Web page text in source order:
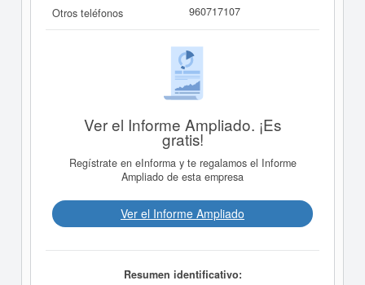
Otros teléfonos
960717107
Ver el Informe Ampliado. ¡Es
gratis!
Regístrate en eInforma y te regalamos el Informe
Ampliado de esta empresa
Ver el Informe Ampliado
Resumen identificativo: